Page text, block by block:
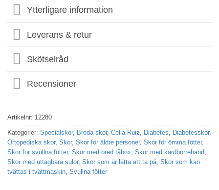
Ytterligare information
Leverans & retur
Skötselråd
Recensioner
Artikelnr: 12280
Kategorier: Specialskor, Breda skor, Celia Ruiz, Diabetes, Diabetesskor,
Ortopediska skor, Skor, Skor för äldre personer, Skor för ömma fötter,
Skor för svullna fötter, Skor med bred tåbox, Skor med kardborreband,
Skor med uttagbara sulor, Skor som är lätta att ta på, Skor som kan
tvättas i tvättmaskin, Svullna fötter